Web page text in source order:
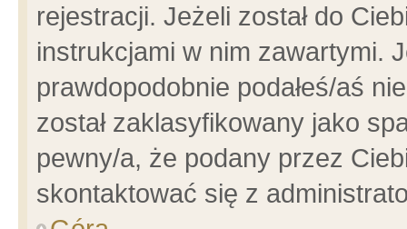
rejestracji. Jeżeli został do
instrukcjami w nim zawartymi.
prawdopodobnie podałeś/aś
został zaklasyfikowany jako
pewny/a, że podany przez
skontaktować się z